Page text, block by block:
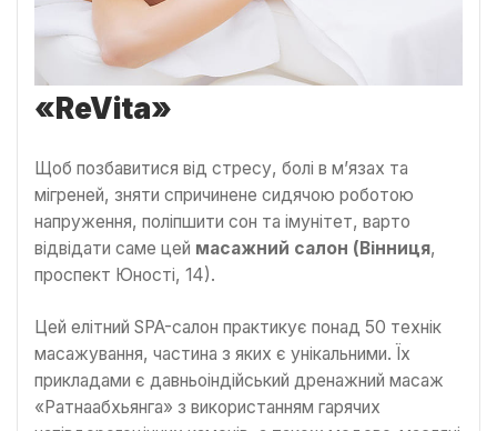
«ReVita»
Щоб позбавитися від стресу, болі в м’язах та
мігреней, зняти спричинене сидячою роботою
напруження, поліпшити сон та імунітет, варто
відвідати саме цей масажний салон (Вінниця,
проспект Юності, 14).
Цей елітний SPA-салон практикує понад 50 технік
масажування, частина з яких є унікальними. Їх
прикладами є давньоіндійський дренажний масаж
«Ратнаабхьянга» з використанням гарячих